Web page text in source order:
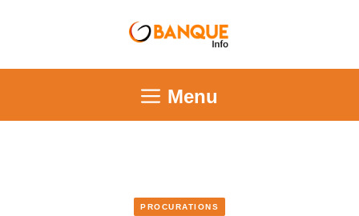
Menu
PROCURATIONS